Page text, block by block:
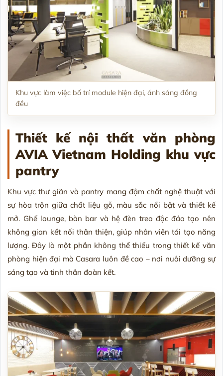
Khu vực làm việc bố trí module hiện đại, ánh sáng đồng
đều
Thiết kế nội thất văn phòng
AVIA Vietnam Holding khu vực
pantry
Khu vực thư giãn và pantry mang đậm chất nghệ thuật với
sự hòa trộn giữa chất liệu gỗ, màu sắc nổi bật và thiết kế
mở. Ghế lounge, bàn bar và hệ đèn treo độc đáo tạo nên
không gian kết nối thân thiện, giúp nhân viên tái tạo năng
lượng. Đây là một phần không thể thiếu trong thiết kế văn
phòng hiện đại mà Casara luôn đề cao – nơi nuôi dưỡng sự
sáng tạo và tinh thần đoàn kết.